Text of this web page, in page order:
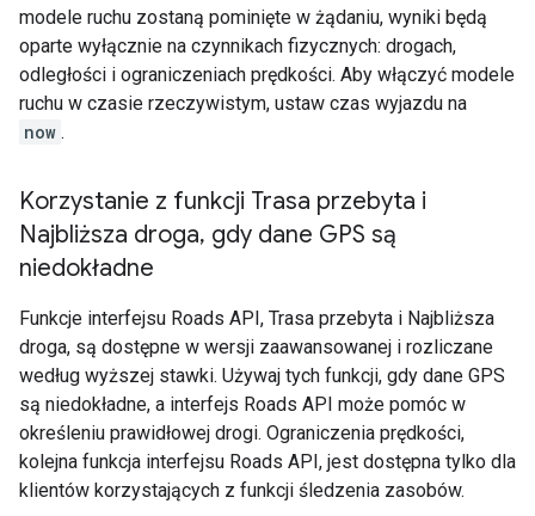
modele ruchu zostaną pominięte w żądaniu, wyniki będą
oparte wyłącznie na czynnikach fizycznych: drogach,
odległości i ograniczeniach prędkości. Aby włączyć modele
ruchu w czasie rzeczywistym, ustaw czas wyjazdu na
now .
Korzystanie z funkcji Trasa przebyta i
Najbliższa droga, gdy dane GPS są
niedokładne
Funkcje interfejsu Roads API, Trasa przebyta i Najbliższa
droga, są dostępne w wersji zaawansowanej i rozliczane
według wyższej stawki. Używaj tych funkcji, gdy dane GPS
są niedokładne, a interfejs Roads API może pomóc w
określeniu prawidłowej drogi. Ograniczenia prędkości,
kolejna funkcja interfejsu Roads API, jest dostępna tylko dla
klientów korzystających z funkcji śledzenia zasobów.